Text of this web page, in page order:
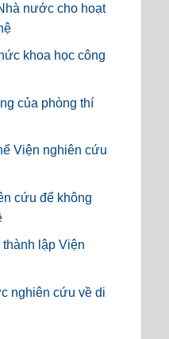
nước cho hoạt
khoa học công
của phòng thí
Viện nghiên cứu
cứu để không
lập Viện
nghiên cứu về di